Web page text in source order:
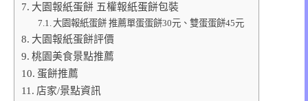
大園報紙蛋餅 五權報紙蛋餅包裝
大園報紙蛋餅 推薦單蛋蛋餅30元、雙蛋蛋餅45元
大園報紙蛋餅評價
桃園美食景點推薦
蛋餅推薦
店家/景點資訊